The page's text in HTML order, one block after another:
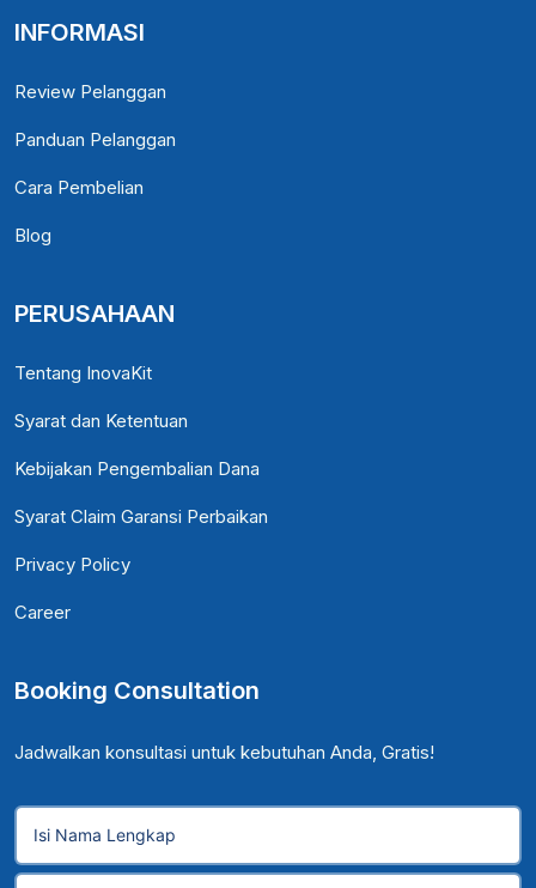
INFORMASI
Review Pelanggan
Panduan Pelanggan
Cara Pembelian
Blog
PERUSAHAAN
Tentang InovaKit
Syarat dan Ketentuan
Kebijakan Pengembalian Dana
Syarat Claim Garansi Perbaikan
Privacy Policy
Career
Booking Consultation
Jadwalkan konsultasi untuk kebutuhan Anda, Gratis!